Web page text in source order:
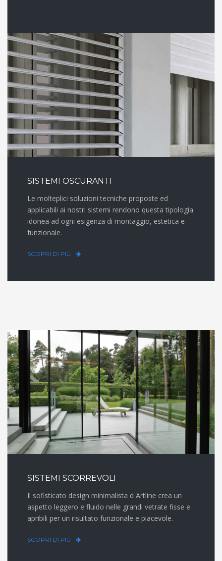
SISTEMI OSCURANTI
Le molteplici soluzioni tecniche proposte ed
applicabili ai nostri sistemi rendono questa tipologia
idonea ad ogni esigenza di montaggio, estetica e
funzionale.
SCOPRI DI PIÙ
SISTEMI SCORREVOLI
Il sofisticato design minimalista d Artline crea un
aspetto leggero e fluido nelle grandi vetrate fisse e
apribili per un risultato funzionale e piacevole.
SCOPRI DI PIÙ